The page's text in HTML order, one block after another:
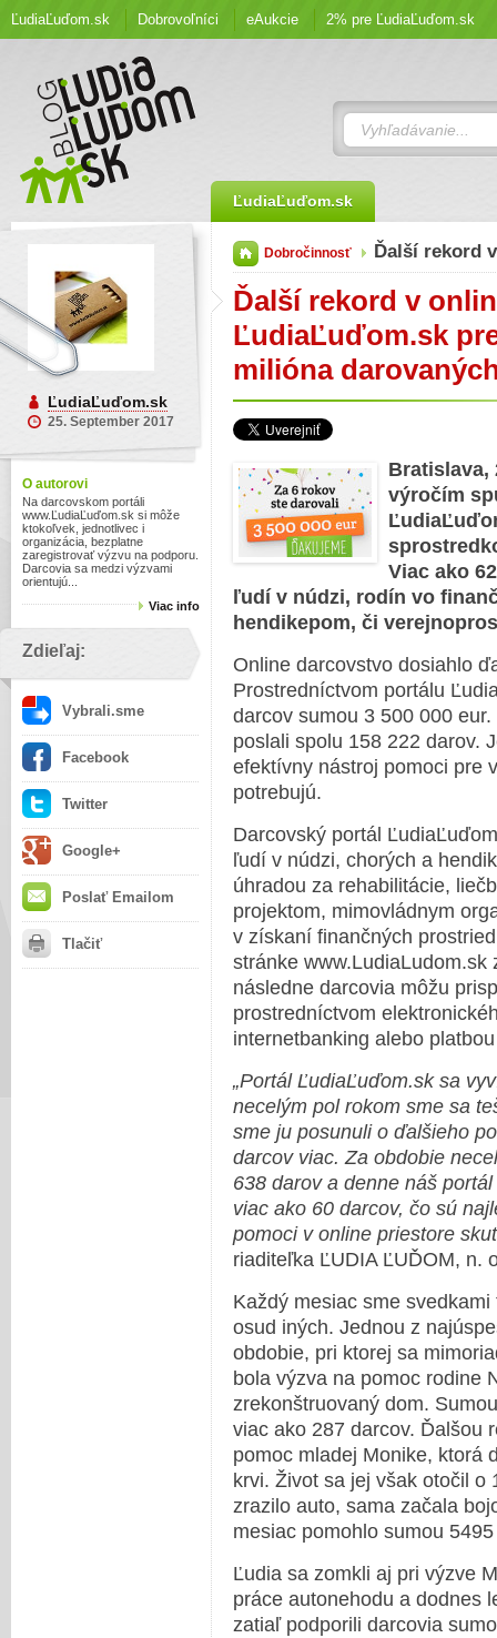
ĽudiaĽuďom.sk Dobrovoľníci eAukcie 2% pre ĽudiaĽuďom.sk
ĽudiaĽuďom.sk
ĽudiaĽuďom.sk
25. September 2017
O autorovi
Na darcovskom portáli
www.ĽudiaĽuďom.sk si môže
ktokoľvek, jednotlivec i
organizácia, bezplatne
zaregistrovať výzvu na podporu.
Darcovia sa medzi výzvami
orientujú...
Viac info
Zdieľaj:
Vybrali.sme
Facebook
Twitter
Google+
Poslať Emailom
Tlačiť
Dobročinnosť Ďalší rekord
Ďalší rekord v
ĽudiaĽuďom.sk
milióna
Bratislava,
výročím
Viac ako
ľudí v núdzi, rodín vo
hendikepom, či
Online darcovstvo dosiahlo
Prostredníctvom portálu
darcov sumou 3 500 000
poslali spolu 158 222 darov.
efektívny nástroj pomoci pre
potrebujú.
Darcovský portál
ľudí v núdzi, chorých a
úhradou za rehabilitácie,
projektom, mimovládnym
v získaní finančných
stránke
následne darcovia môžu
prostredníctvom
internetbanking alebo
„Portál ĽudiaĽuďom.sk sa
necelým pol rokom sme sa
sme ju posunuli o ďalšieho
darcov viac. Za obdobie
638 darov a denne náš
viac ako 60 darcov, čo sú
pomoci v online priestore
riaditeľka ĽUDIA ĽUĎOM, n.
Každý mesiac sme
osud iných. Jednou z
obdobie, pri ktorej sa
bola výzva na pomoc rodine
zrekonštruovaný dom.
viac ako 287 darcov. Ďalšou
pomoc mladej Monike, ktorá
krvi. Život sa jej však otočil o
zrazilo auto, sama začala
mesiac pomohlo sumou
Ľudia sa zomkli aj pri výzve
práce autonehodu a dodnes
zatiaľ podporili darcovia